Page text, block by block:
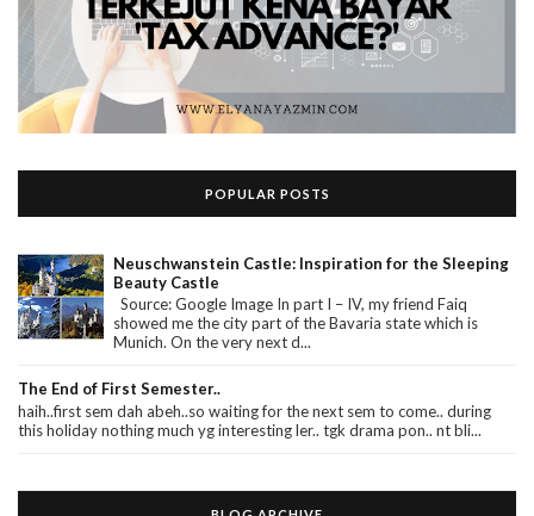
POPULAR POSTS
Neuschwanstein Castle: Inspiration for the Sleeping
Beauty Castle
Source: Google Image In part I – IV, my friend Faiq
showed me the city part of the Bavaria state which is
Munich. On the very next d...
The End of First Semester..
haih..first sem dah abeh..so waiting for the next sem to come.. during
this holiday nothing much yg interesting ler.. tgk drama pon.. nt bli...